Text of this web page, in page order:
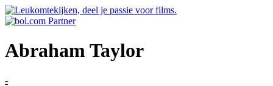
Abraham Taylor
-